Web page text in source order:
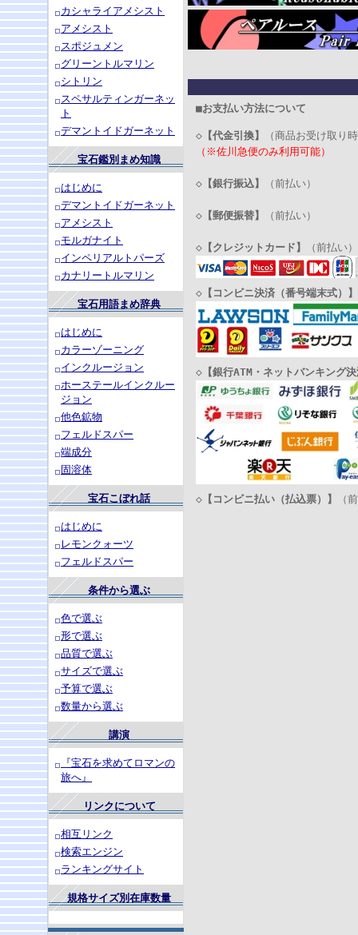
カシャライアメシスト
アメシスト
スポジュメン
グリーントルマリン
シトリン
スペサルティンガーネッ
ト
デマントイドガーネット
宝石鑑別まめ知識
はじめに
デマントイドガーネット
アメシスト
モルガナイト
インペリアルトパーズ
カナリートルマリン
宝石用語まめ辞典
はじめに
カラーゾーニング
インクルージョン
ホーステールインクルー
ジョン
他色鉱物
フェルドスパー
端成分
固溶体
宝石こぼれ話
はじめに
レモンクォーツ
フェルドスパー
条件から選ぶ
色で選ぶ
形で選ぶ
品質で選ぶ
サイズで選ぶ
予算で選ぶ
数量から選ぶ
講演
『宝石を求めてロマンの
旅へ』
リンクについて
相互リンク
検索エンジン
ランキングサイト
規格サイズ別在庫数量
■お支払い方法について
◇ 【代金引換】
（商品お受け取り
（※佐川急便のみ利用可能）
◇ 【銀行振込】 （前払い）
◇ 【郵便振替】 （前払い）
◇ 【クレジットカード】 （前払い）
◇ 【コンビニ決済（番号端末式）】
◇ 【銀行ATM・ネットバンキング
◇ 【コンビニ払い（払込票）】 （